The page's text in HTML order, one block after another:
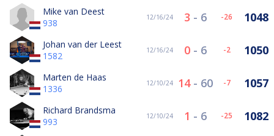
Mike van Deest
938
12/16/24 3 - 6 -26 1048
Johan van der Leest
1582
12/16/24 0 - 6 -2 1050
Marten de Haas
1336
12/10/24 14- 60 -7 1057
Richard Brandsma
993
12/10/24 1 - 6 -25 1082